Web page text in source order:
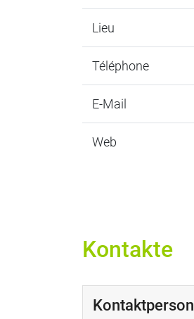
Lieu
Téléphone
E-Mail
Web
Kontakte
Kontaktperson